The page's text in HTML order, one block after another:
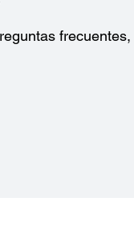
x